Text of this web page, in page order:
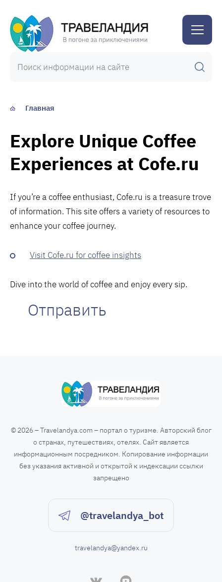
Травеландия
Главная
Explore Unique Coffee
Experiences at Cofe.ru
If you’re a coffee enthusiast, Cofe.ru is a treasure trove
of information. This site offers a variety of resources to
enhance your coffee journey.
Visit Cofe.ru for coffee insights
Dive into the world of coffee and enjoy every sip.
Отправить
© 2026 – Travelandya.com – портал о туризме. Авторский блог
о странах, путешествиях, отелях. Сайт является
информационным посредником. Копирование информации
без указания активной и открытой к индексации ссылки
запрещено
@travelandya_bot
travelandya@yandex.ru